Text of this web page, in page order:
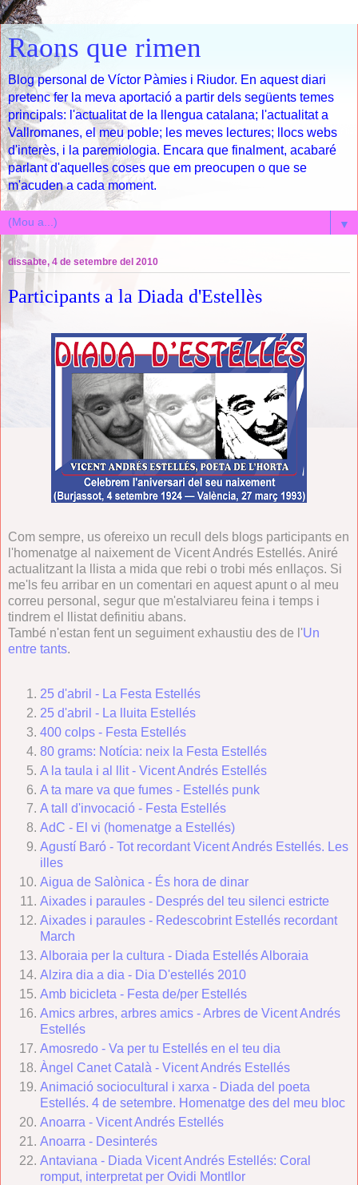
Raons que rimen
Blog personal de Víctor Pàmies i Riudor. En aquest diari
pretenc fer la meva aportació a partir dels següents temes
principals: l'actualitat de la llengua catalana; l'actualitat a
Vallromanes, el meu poble; les meves lectures; llocs webs
d'interès, i la paremiologia. Encara que finalment, acabaré
parlant d'aquelles coses que em preocupen o que se
m'acuden a cada moment.
▼
dissabte, 4 de setembre del 2010
Participants a la Diada d'Estellès
Com sempre, us ofereixo un recull dels blogs participants en
l'homenatge al naixement de Vicent Andrés Estellés. Aniré
actualitzant la llista a mida que rebi o trobi més enllaços. Si
me'ls feu arribar en un comentari en aquest apunt o al meu
correu personal, segur que m'estalviareu feina i temps i
tindrem el llistat definitiu abans.
També n'estan fent un seguiment exhaustiu des de l'Un
entre tants.
25 d'abril - La Festa Estellés
25 d'abril - La lluita Estellés
400 colps - Festa Estellés
80 grams: Notícia: neix la Festa Estellés
A la taula i al llit - Vicent Andrés Estellés
A ta mare va que fumes - Estellés punk
A tall d'invocació - Festa Estellés
AdC - El vi (homenatge a Estellés)
Agustí Baró - Tot recordant Vicent Andrés Estellés. Les
illes
Aigua de Salònica - És hora de dinar
Aixades i paraules - Després del teu silenci estricte
Aixades i paraules - Redescobrint Estellés recordant
March
Alboraia per la cultura - Diada Estellés Alboraia
Alzira dia a dia - Dia D'estellés 2010
Amb bicicleta - Festa de/per Estellés
Amics arbres, arbres amics - Arbres de Vicent Andrés
Estellés
Amosredo - Va per tu Estellés en el teu dia
Àngel Canet Català - Vicent Andrés Estellés
Animació sociocultural i xarxa - Diada del poeta
Estellés. 4 de setembre. Homenatge des del meu bloc
Anoarra - Vicent Andrés Estellés
Anoarra - Desinterés
Antaviana - Diada Vicent Andrés Estellés: Coral
romput, interpretat per Ovidi Montllor